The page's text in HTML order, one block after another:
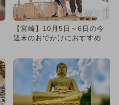
【宮崎】10月5日～6日の今
週末のおでかけにおすすめ！